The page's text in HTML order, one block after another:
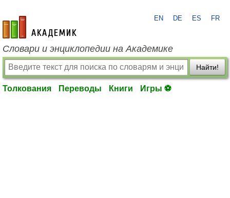
academic.ru
EN DE ES FR
Словари и энциклопедии на Академике
Найти!
Толкования Переводы Книги Игры ⚽